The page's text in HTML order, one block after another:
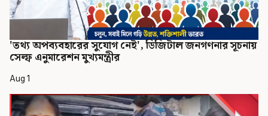
'তথ্য অপব্যবহারের সুযোগ নেই', ডিজিটাল জনগণনার সূচনায়
সেল্ফ এনুমারেশন মুখ্যমন্ত্রীর
Aug 1